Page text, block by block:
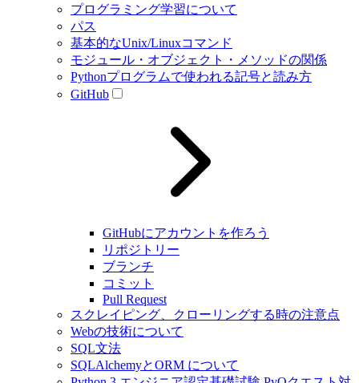
プログラミング学習について
パス
基本的なUnix/Linuxコマンド
モジュール・オブジェクト・メソッドの関係
Pythonプログラムで使われる記号と読み方
GitHub
GitHubにアカウントを作ろう
リポジトリー
ブランチ
コミット
Pull Request
スクレイピング、クローリングする時の注意点
Webの技術について
SQL文法
SQLAlchemyとORM について